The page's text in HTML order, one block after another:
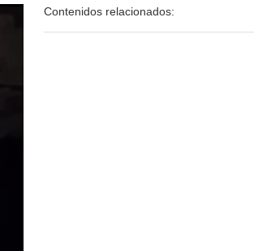
Contenidos relacionados: